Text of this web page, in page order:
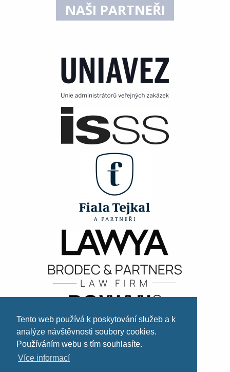
Tento web používá k poskytování služeb a k
analýze návštěvnosti soubory cookies.
Používáním webu s tím souhlasíte.
Více informací
NAŠI PARTNEŘI